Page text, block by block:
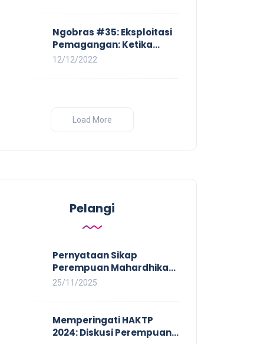
Ngobras #35: Eksploitasi
Pemagangan: Ketika
Instituasi Pendidikan
12/12/2022
Load More
Pelangi
Pernyataan Sikap
Perempuan Mahardhika
pada Aksi Nasional 16
Tidak Akan Terwujud
dalam Rezim Anti
25/11/2025
Memperingati HAKTP
2024: Diskusi Perempuan